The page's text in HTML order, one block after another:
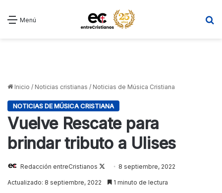
Menú
Inicio / Noticias cristianas / Noticias de Música Cristiana
NOTICIAS DE MÚSICA CRISTIANA
Vuelve Rescate para
brindar tributo a Ulises
Redacción entreCristianos
Follow
on
8 septiembre, 2022
Actualizado: 8 septiembre, 2022 1 minuto de lectura